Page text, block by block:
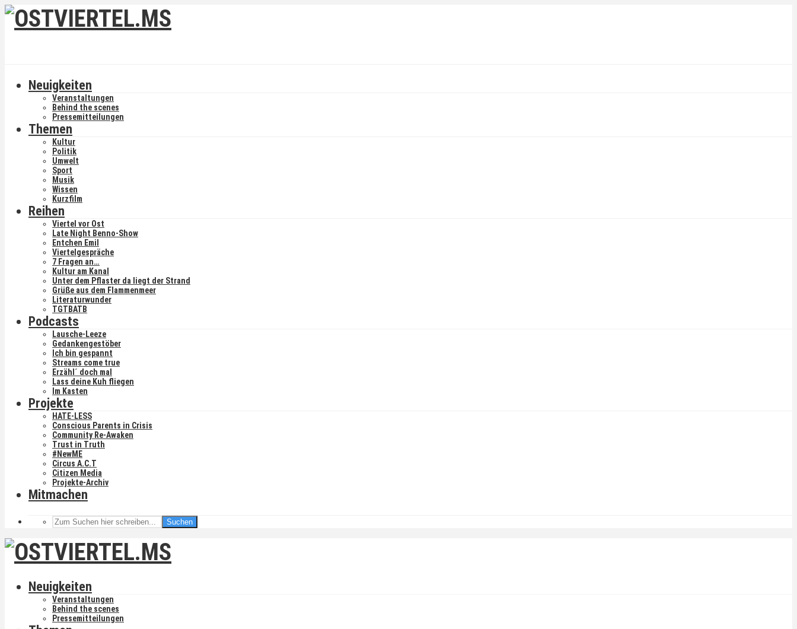
Neuigkeiten
Veranstaltungen
Behind the scenes
Pressemitteilungen
Themen
Kultur
Politik
Umwelt
Sport
Musik
Wissen
Kurzfilm
Reihen
Viertel vor Ost
Late Night Benno-Show
Entchen Emil
Viertelgespräche
7 Fragen an…
Kultur am Kanal
Unter dem Pflaster da liegt der Strand
Grüße aus dem Flammenmeer
Literaturwunder
TGTBATB
Podcasts
Lausche-Leeze
Gedankengestöber
Ich bin gespannt
Streams come true
Erzähl´ doch mal
Lass deine Kuh fliegen
Im Kasten
Projekte
HATE-LESS
Conscious Parents in Crisis
Community Re-Awaken
Trust in Truth
#NewME
Circus A.C.T
Citizen Media
Projekte-Archiv
Mitmachen
Suchen
Neuigkeiten
Veranstaltungen
Behind the scenes
Pressemitteilungen